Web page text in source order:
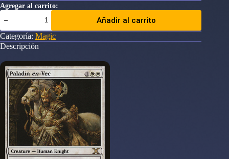
Agregar al carrito:
Paladin
en-
Vec
10th
Edition
Añadir al carrito
Categoría: Magic
Descripción